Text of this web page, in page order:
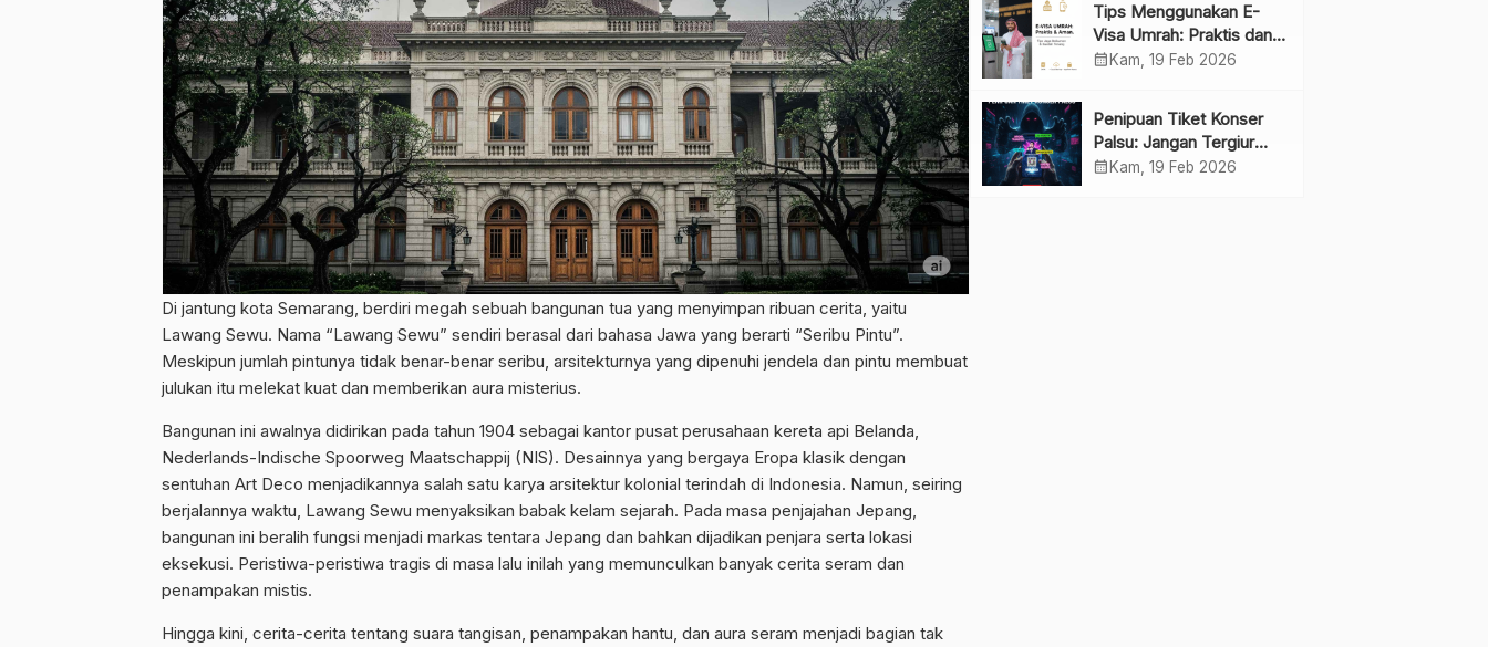
Di jantung kota Semarang, berdiri megah sebuah bangunan tua yang menyimpan ribuan cerita, yaitu
Lawang Sewu. Nama “Lawang Sewu” sendiri berasal dari bahasa Jawa yang berarti “Seribu Pintu”.
Meskipun jumlah pintunya tidak benar-benar seribu, arsitekturnya yang dipenuhi jendela dan pintu membuat
julukan itu melekat kuat dan memberikan aura misterius.
Bangunan ini awalnya didirikan pada tahun 1904 sebagai kantor pusat perusahaan kereta api Belanda,
Nederlands-Indische Spoorweg Maatschappij (NIS). Desainnya yang bergaya Eropa klasik dengan
sentuhan Art Deco menjadikannya salah satu karya arsitektur kolonial terindah di Indonesia. Namun, seiring
berjalannya waktu, Lawang Sewu menyaksikan babak kelam sejarah. Pada masa penjajahan Jepang,
bangunan ini beralih fungsi menjadi markas tentara Jepang dan bahkan dijadikan penjara serta lokasi
eksekusi. Peristiwa-peristiwa tragis di masa lalu inilah yang memunculkan banyak cerita seram dan
penampakan mistis.
Hingga kini, cerita-cerita tentang suara tangisan, penampakan hantu, dan aura seram menjadi bagian tak
Tips Menggunakan E-
Visa Umrah: Praktis dan
Cepat
calendar_month Kam, 19 Feb 2026
Penipuan Tiket Konser
Palsu: Jangan Tergiur
Penjualan di Media Sosial
calendar_month Kam, 19 Feb 2026